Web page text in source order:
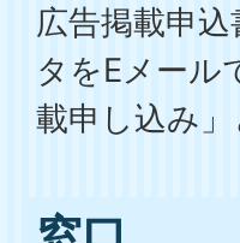
広告掲載申
タをEメール
載申し込み」